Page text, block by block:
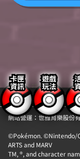
卡匣
資訊
遊戲
玩法
【隱私權政策】 【
網站營運：世雅育樂股份
©Pokémon. ©Nintendo/
ARTS and MARV
TM, ®, and character